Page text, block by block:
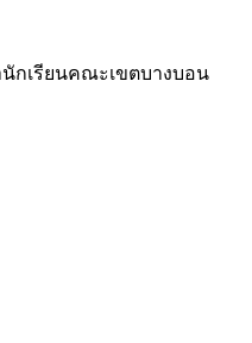
กเรียนคณะเขตบางบอน